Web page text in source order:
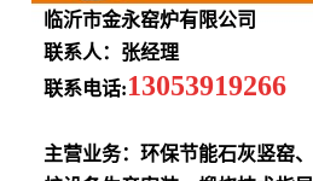
临沂市金永窑炉有限公司
联系人：张经理
联系电话:13053919266
主营业务：环保节能石灰竖窑